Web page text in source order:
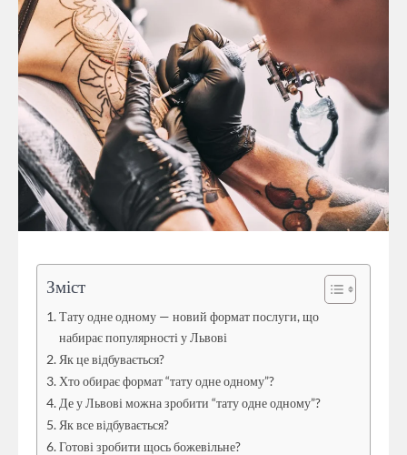
Зміст
Тату одне одному — новий формат послуги, що
набирає популярності у Львові
Як це відбувається?
Хто обирає формат “тату одне одному”?
Де у Львові можна зробити “тату одне одному”?
Як все відбувається?
Готові зробити щось божевільне?